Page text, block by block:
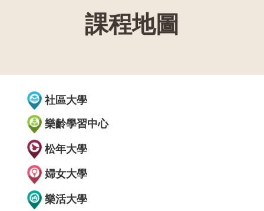
課程地圖
社區大學
樂齡學習中心
松年大學
婦女大學
樂活大學